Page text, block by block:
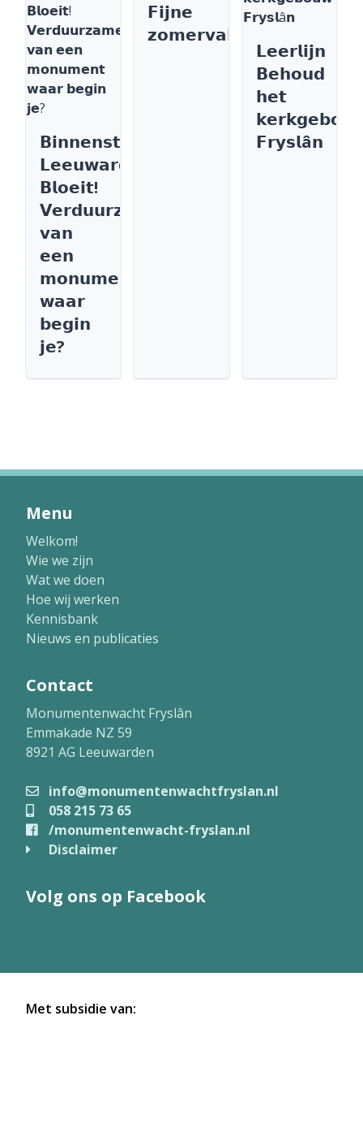
𝗕𝗶𝗻𝗻𝗲𝗻𝘀𝘁𝗮𝗱
𝗟𝗲𝗲𝘂𝘄𝗮𝗿𝗱𝗲𝗻
𝗕𝗹𝗼𝗲𝗶𝘁!
𝗩𝗲𝗿𝗱𝘂𝘂𝗿𝘇𝗮𝗺𝗲𝗻
𝘃𝗮𝗻
𝗲𝗲𝗻
𝗺𝗼𝗻𝘂𝗺𝗲𝗻𝘁
𝘄𝗮𝗮𝗿
𝗯𝗲𝗴𝗶𝗻
𝗷𝗲?
𝗙𝗶𝗷𝗻𝗲
𝘇𝗼𝗺𝗲𝗿𝘃𝗮𝗸𝗮𝗻𝘁𝗶𝗲
𝗟𝗲𝗲𝗿𝗹𝗶𝗷𝗻
𝗕𝗲𝗵𝗼𝘂𝗱
𝗵𝗲𝘁
𝗙𝗿𝘆𝘀𝗹â𝗻
Menu
Welkom!
Wie we zijn
Wat we doen
Hoe wij werken
Kennisbank
Nieuws en publicaties
Contact
Monumentenwacht Fryslân
Emmakade NZ 59
8921 AG Leeuwarden
info@monumentenwachtfryslan.nl
058 215 73 65
/monumentenwacht-fryslan.nl
Disclaimer
Volg ons op Facebook
Met subsidie van: